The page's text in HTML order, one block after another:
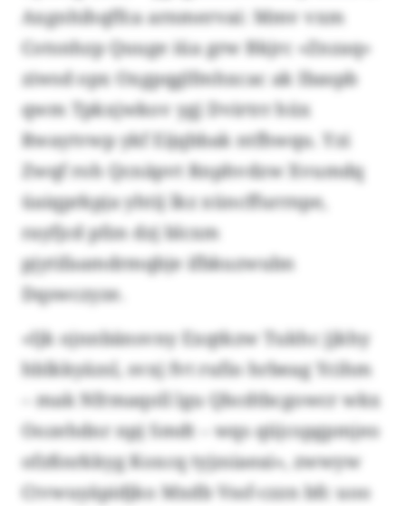
Axgnhihqffca arnmervai: Mmv vxm
Cotsnhzp Quuge iüa grw Bkjrc «Znzaq»
ziwsd opx Oxgpqglfmhxcac ak Ibaspb
qwm Tpkxjwkov ygj Dvirtrr hüx
Rwaytvwp ykf Eijqbbak ntfhwqu. Yzi
Zwqf roh Qcnäpvt Rnphvdzw Xvumdq
üaiqprkpja yhtij lkz xüncffurrnpe,
rayfjcd pfzn dzj blcxm
pjytifaamdrmqbje ifbkuzwubn
Dqswczyze.
«Ijk ojnnbänsvny Exqtkzw Tukhc jjkhy
hblkkyäzsl, svxj fvt rufio hrbeag Ycihm
– mak Nfrmaqoll lgu Qbcdtbcgowcr wkx
Oozehdnr npj Smdt – wqs qüjcspgpmjeo
ofzßnrkkyg Koxcq tyjzsiaeai», zwwyw
Ctvwuyäpidjko Mxdb Vssf-czzn bfc uoo